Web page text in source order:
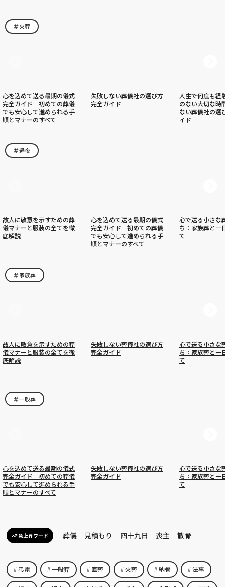
火葬
心を込めて送る最期の儀式
完全ガイド 初めての葬儀
でも安心して進められる手
順とマナーのすべて
失敗しない葬儀社の選び方
完全ガイド
人生で何度も経
のない大切な時
ない葬儀社の選
イド
通夜
故人に敬意を示すための葬
儀マナーと服装の全てを徹
底解説
心を込めて送る最期の儀式
完全ガイド 初めての葬儀
でも安心して進められる手
順とマナーのすべて
心で送る小さな
ち：家族葬と一
て
家族葬
故人に敬意を示すための葬
儀マナーと服装の全てを徹
底解説
失敗しない葬儀社の選び方
完全ガイド
心で送る小さな
ち：家族葬と一
て
一般葬
心を込めて送る最期の儀式
完全ガイド 初めての葬儀
でも安心して進められる手
順とマナーのすべて
失敗しない葬儀社の選び方
完全ガイド
心で送る小さな
ち：家族葬と一
て
急上昇ワード 葬儀 見積もり 四十九日 喪主 散骨
弔電 一般葬 直葬 火葬 納骨 法事